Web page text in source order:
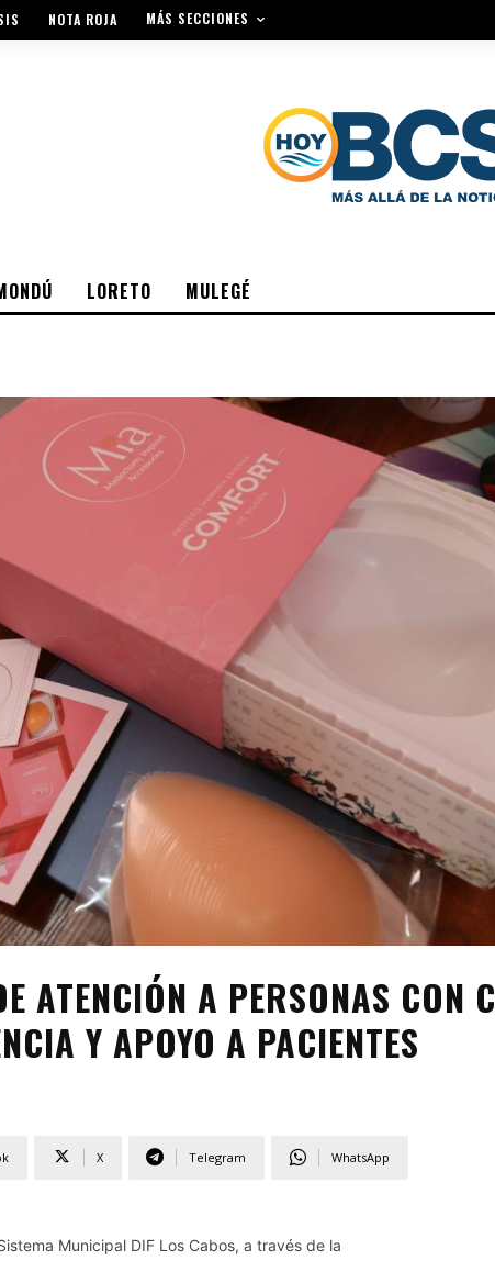
NOTA ROJA MÁS SECCIONES
LORETO MULEGÉ
ATENCIÓN A PERSONAS CON
Y APOYO A PACIENTES
X Telegram WhatsApp
Municipal DIF Los Cabos, a través de la